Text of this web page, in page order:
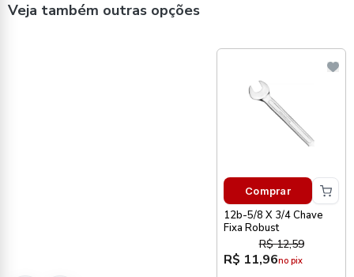
Veja também outras opções
Comprar
12b-5/8 X 3/4 Chave
Fixa Robust
R$ 12,59
R$ 11,96no pix